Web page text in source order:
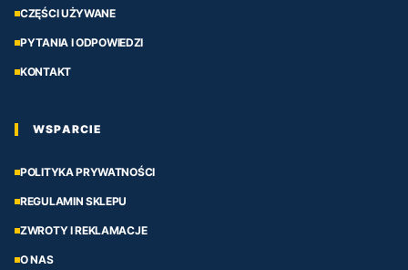
CZĘŚCI UŻYWANE
PYTANIA I ODPOWIEDZI
KONTAKT
WSPARCIE
POLITYKA PRYWATNOŚCI
REGULAMIN SKLEPU
ZWROTY I REKLAMACJE
O NAS